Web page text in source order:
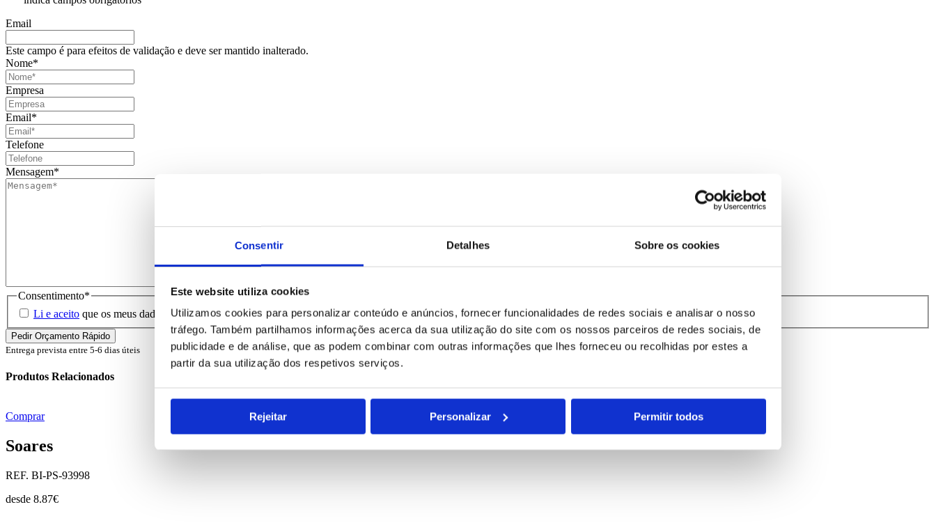
Consentir Detalhes Sobre os cookies
Este website utiliza cookies
Utilizamos cookies para personalizar conteúdo e anúncios, fornecer funcionalidades de redes sociais e analisar o nosso
tráfego. Também partilhamos informações acerca da sua utilização do site com os nossos parceiros de redes sociais, de
publicidade e de análise, que as podem combinar com outras informações que lhes forneceu ou recolhidas por estes a
partir da sua utilização dos respetivos serviços.
Rejeitar Personalizar Permitir todos
Email
Este campo é para efeitos de validação e deve ser mantido inalterado.
Nome*
Empresa
Email*
Telefone
Mensagem*
Consentimento*
Li e aceito que os meus dados sejam guardados em base de dados para tratamento deste contacto, única e exclusivamente por parte da Brindibérica.
Entrega prevista entre 5-6 dias úteis
Produtos Relacionados
Comprar
Soares
REF. BI-PS-93998
desde 8.87€